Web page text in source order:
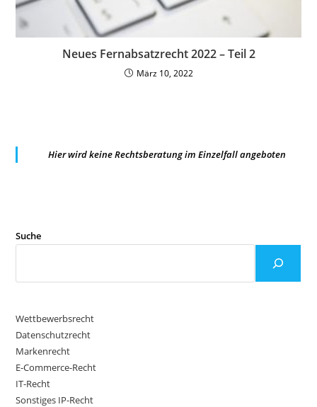
Neues Fernabsatzrecht 2022 – Teil 2
März 10, 2022
Hier wird keine Rechtsberatung im Einzelfall angeboten
Suche
Wettbewerbsrecht
Datenschutzrecht
Markenrecht
E-Commerce-Recht
IT-Recht
Sonstiges IP-Recht